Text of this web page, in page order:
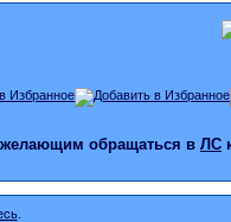
желающим обращаться в ЛС
.